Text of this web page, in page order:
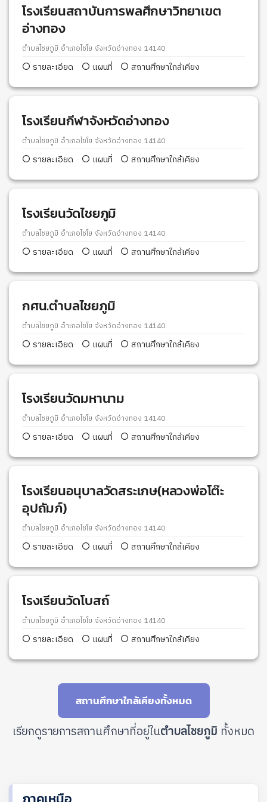
โรงเรียนสถาบันการพลศึกษาวิทยาเขต
อ่างทอง
ตำบลไชยภูมิ อำเภอไชโย จังหวัดอ่างทอง 14140
รายละเอียด แผนที่ สถานศึกษาใกล้เคียง
โรงเรียนกีฬาจังหวัดอ่างทอง
ตำบลไชยภูมิ อำเภอไชโย จังหวัดอ่างทอง 14140
รายละเอียด แผนที่ สถานศึกษาใกล้เคียง
โรงเรียนวัดไชยภูมิ
ตำบลไชยภูมิ อำเภอไชโย จังหวัดอ่างทอง 14140
รายละเอียด แผนที่ สถานศึกษาใกล้เคียง
กศน.ตำบลไชยภูมิ
ตำบลไชยภูมิ อำเภอไชโย จังหวัดอ่างทอง 14140
รายละเอียด แผนที่ สถานศึกษาใกล้เคียง
โรงเรียนวัดมหานาม
ตำบลไชยภูมิ อำเภอไชโย จังหวัดอ่างทอง 14140
รายละเอียด แผนที่ สถานศึกษาใกล้เคียง
โรงเรียนอนุบาลวัดสระเกษ(หลวงพ่อโต๊ะ
อุปถัมภ์)
ตำบลไชยภูมิ อำเภอไชโย จังหวัดอ่างทอง 14140
รายละเอียด แผนที่ สถานศึกษาใกล้เคียง
โรงเรียนวัดโบสถ์
ตำบลไชยภูมิ อำเภอไชโย จังหวัดอ่างทอง 14140
รายละเอียด แผนที่ สถานศึกษาใกล้เคียง
สถานศึกษาใกล้เคียงทั้งหมด
เรียกดูรายการสถานศึกษาที่อยู่ในตำบลไชยภูมิ ทั้งหมด